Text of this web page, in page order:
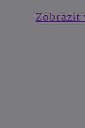
Zobrazit